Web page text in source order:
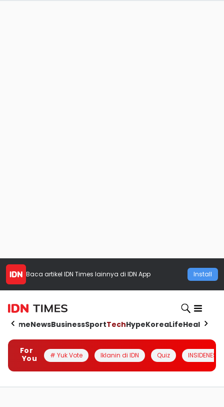
Baca artikel IDN Times lainnya di IDN App Install
HomeNewsBusinessSportTechHypeKoreaLifeHealth
For
You
# Yuk Vote Iklanin di IDN Quiz INSIDENESIA